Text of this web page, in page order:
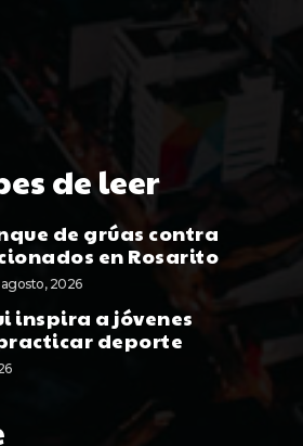
de leer
de grúas contra
en Rosarito
2026
inspira a jóvenes
deporte